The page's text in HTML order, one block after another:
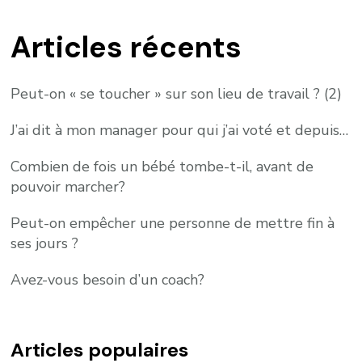
Articles récents
Peut-on « se toucher » sur son lieu de travail ? (2)
J’ai dit à mon manager pour qui j’ai voté et depuis…
Combien de fois un bébé tombe-t-il, avant de
pouvoir marcher?
Peut-on empêcher une personne de mettre fin à
ses jours ?
Avez-vous besoin d’un coach?
Articles populaires